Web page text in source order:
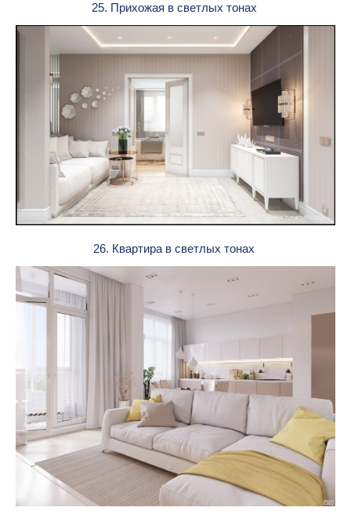
25. Прихожая в светлых тонах
26. Квартира в светлых тонах